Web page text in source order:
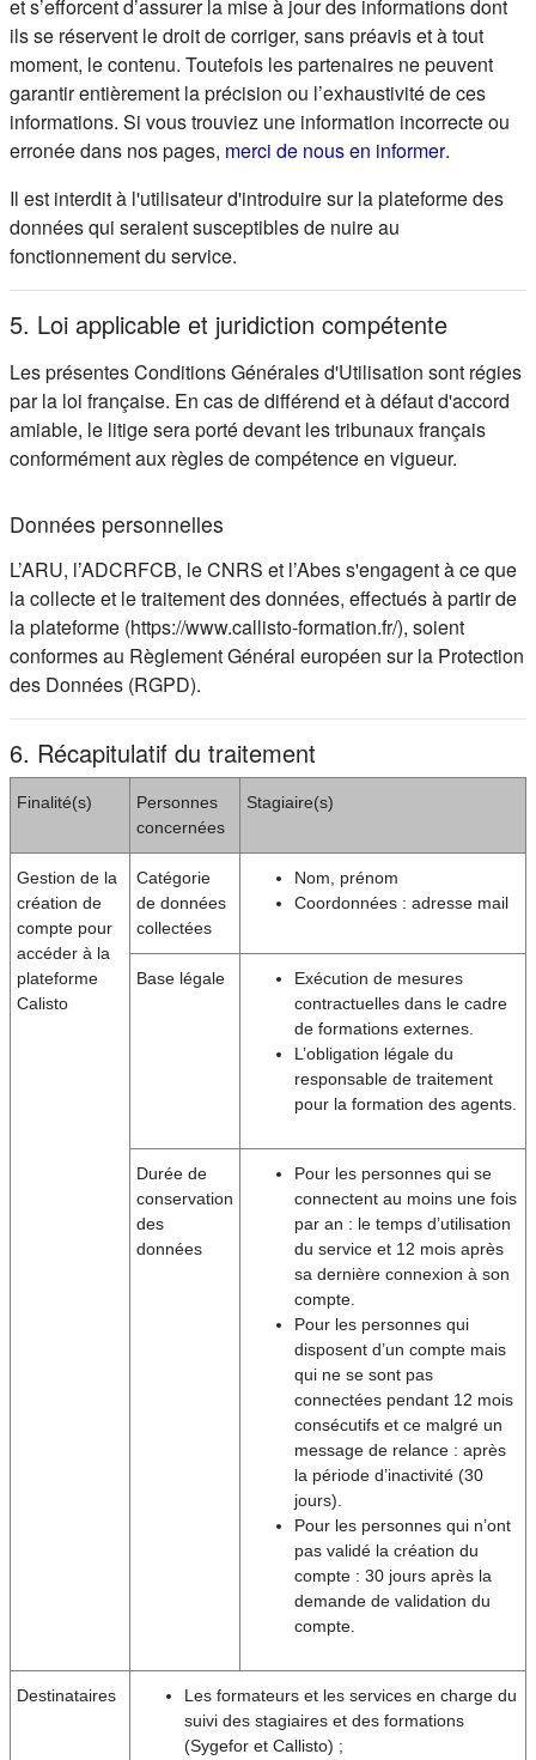
et s’efforcent d’assurer la mise à jour des informations dont
ils se réservent le droit de corriger, sans préavis et à tout
moment, le contenu. Toutefois les partenaires ne peuvent
garantir entièrement la précision ou l’exhaustivité de ces
informations. Si vous trouviez une information incorrecte ou
erronée dans nos pages, merci de nous en informer(s'ouvre
.
Il est interdit à l'utilisateur d'introduire sur la plateforme des
données qui seraient susceptibles de nuire au
fonctionnement du service.
5. Loi applicable et juridiction compétente
Les présentes Conditions Générales d'Utilisation sont régies
par la loi française. En cas de différend et à défaut d'accord
amiable, le litige sera porté devant les tribunaux français
conformément aux règles de compétence en vigueur.
Données personnelles
L’ARU, l’ADCRFCB, le CNRS et l’Abes s'engagent à ce que
la collecte et le traitement des données, effectués à partir de
la plateforme (https://www.callisto-formation.fr/), soient
conformes au Règlement Général européen sur la Protection
des Données (RGPD).
6. Récapitulatif du traitement
Finalité(s)
Personnes
concernées
Stagiaire(s)
Gestion de la
création de
compte pour
accéder à la
plateforme
Calisto
Catégorie
de données
collectées
Nom, prénom
Coordonnées : adresse mail
Base légale
Exécution de mesures
contractuelles dans le cadre
de formations externes.
L’obligation légale du
responsable de traitement
pour la formation des agents.
Durée de
conservation
des
données
Pour les personnes qui se
connectent au moins une fois
par an : le temps d’utilisation
du service et 12 mois après
sa dernière connexion à son
compte.
Pour les personnes qui
disposent d’un compte mais
qui ne se sont pas
connectées pendant 12 mois
consécutifs et ce malgré un
message de relance : après
la période d’inactivité (30
jours).
Pour les personnes qui n’ont
pas validé la création du
compte : 30 jours après la
demande de validation du
compte.
Destinataires
Les formateurs et les services en charge du
suivi des stagiaires et des formations
(Sygefor et Callisto) ;